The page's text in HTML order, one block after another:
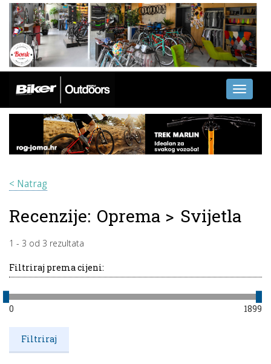
Toggle
< Natrag
Recenzije: Oprema > Svijetla
1 - 3 od 3 rezultata
Filtriraj prema cijeni:
0 1899